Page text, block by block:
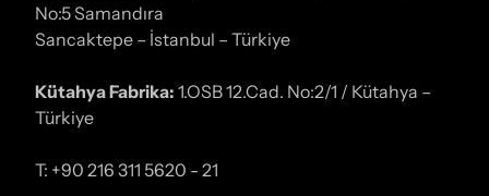
No:5 Samandıra
Sancaktepe – İstanbul – Türkiye
Kütahya Fabrika: 1.OSB 12.Cad. No:2/1 / Kütahya –
Türkiye
T: +90 216 311 5620 - 21